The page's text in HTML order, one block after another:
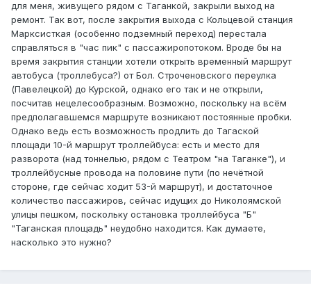
для меня, живущего рядом с Таганкой, закрыли выход на
ремонт. Так вот, после закрытия выхода с Кольцевой станция
Марксисткая (особенно подземный переход) перестала
справляться в "час пик" с пассажиропотоком. Вроде бы на
время закрытия станции хотели открыть временный маршрут
автобуса (троллебуса?) от Бол. Строченовского переулка
(Павелецкой) до Курской, однако его так и не открыли,
посчитав нецелесообразным. Возможно, поскольку на всём
предполагавшемся маршруте возникают постоянные пробки.
Однако ведь есть возможность продлить до Тагаской
площади 10-й маршрут троллейбуса: есть и место для
разворота (над тоннелью, рядом с Театром "на Таганке"), и
троллейбусные провода на половине пути (по нечётной
стороне, где сейчас ходит 53-й маршрут), и достаточное
количество пассажиров, сейчас идущих до Николоямской
улицы пешком, поскольку остановка троллейбуса "Б"
"Таганская площадь" неудобно находится. Как думаете,
насколько это нужно?